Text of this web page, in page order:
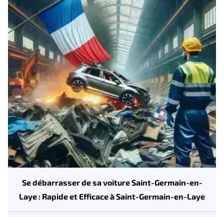
Se débarrasser de sa voiture Saint-Germain-en-
Laye : Rapide et Efficace à Saint-Germain-en-Laye